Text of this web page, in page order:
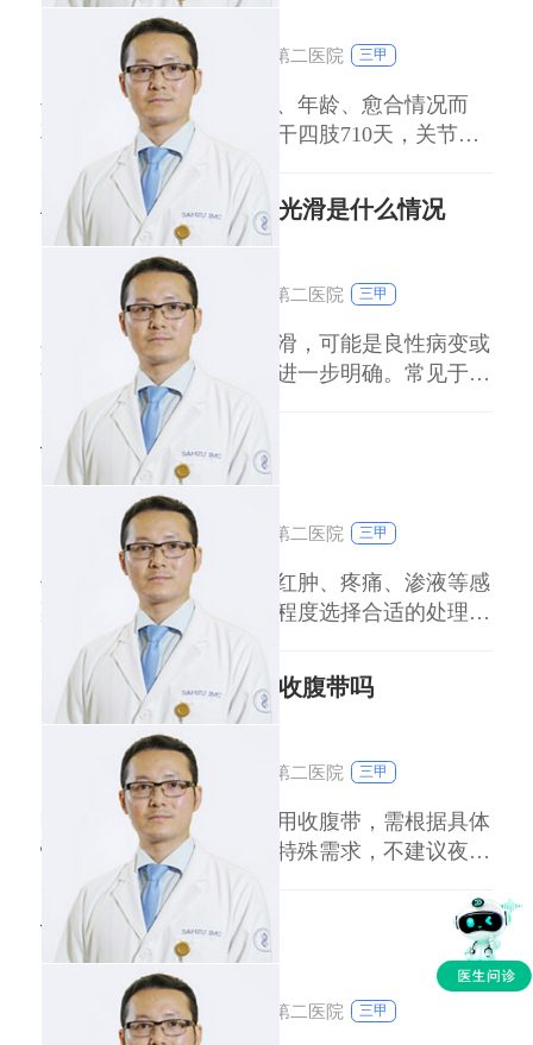
免辛辣刺激及产气食物（碳酸饮料、豆类）。
二、儿童疝气：
刘达人 副主任医师
浙江大学医学院附属第二医院
三甲
伤口缝针拆线时间因部位、年龄、愈合情况而
异，一般头面部35天，躯干四肢710天，关节处
1014天。儿童代谢快可提前12天，老年人或糖尿
病患者需延长至14天以上。 头面部伤口：血运
丰富愈合快，35天可拆线。儿童因新陈代谢旺
盛，可适当提前12天。 躯干四肢伤口：普通伤
口710天拆线，关节活
小肠壁增厚，外缘轮廓光滑是什么情况
刘达人 副主任医师
浙江大学医学院附属第二医院
三甲
小肠壁增厚且外缘轮廓光滑，可能是良性病变或
生理性表现，需结合临床进一步明确。常见于以
下情况： 一、生理性或良性病变 1正常变异：部
分人群小肠壁因个体差异稍厚，无病理意义，需
结合其他检查排除异常。 2肠壁水肿：炎症、过
敏或轻度肠功能紊乱可能引起短暂水肿，通常伴
随轻微症状，可自行缓解。 3淋巴组织
伤口发炎吃什么消炎
刘达人 副主任医师
浙江大学医学院附属第二医院
三甲
伤口发炎通常指伤口出现红肿、疼痛、渗液等感
染迹象，需根据感染严重程度选择合适的处理方
式。轻度发炎可通过局部清洁、保持干燥及口服
非甾体抗炎药（如布洛芬）缓解；中重度感染需
在医生指导下使用抗生素（如头孢类）。特殊人
群如孕妇、哺乳期女性、肝肾功能不全者，用药
前需咨询医生。儿童应优先采用物理方法（冷
敷）和外
晚上睡觉的时候可以用收腹带吗
刘达人 副主任医师
浙江大学医学院附属第二医院
三甲
晚上睡觉的时候是否可以用收腹带，需根据具体
情况判断。健康人群若无特殊需求，不建议夜间
使用；产后恢复期女性可在医生指导下短期使
用；术后康复人群需遵医嘱使用；特殊疾病患者
（如心脏病、高血压等）禁用。 健康人群夜间
使用收腹带可能影响血液循环和睡眠质量，增加
不适风险。产后女性在产后42天内，可在白天适
伤口感染的表现
刘达人 副主任医师
浙江大学医学院附属第二医院
三甲